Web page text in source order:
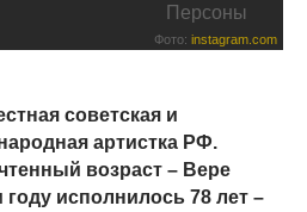
Персоны
Фото: instagram.com
советская и
артистка РФ.
возраст – Вере
исполнилось 78 лет –